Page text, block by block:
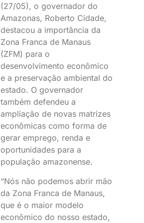
(27/05), o governador do
Amazonas, Roberto Cidade,
destacou a importância da
Zona Franca de Manaus
(ZFM) para o
desenvolvimento econômico
e a preservação ambiental do
estado. O governador
também defendeu a
ampliação de novas matrizes
econômicas como forma de
gerar emprego, renda e
oportunidades para a
população amazonense.
“Nós não podemos abrir mão
da Zona Franca de Manaus,
que é o maior modelo
econômico do nosso estado,